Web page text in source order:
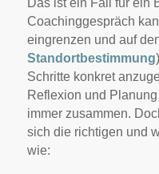
Das ist ein Fall für ein
Coachinggespräch
eingrenzen und auf
Standortbestimmung
Schritte konkret
Reflexion und
immer zusammen.
sich die richtigen und
wie: